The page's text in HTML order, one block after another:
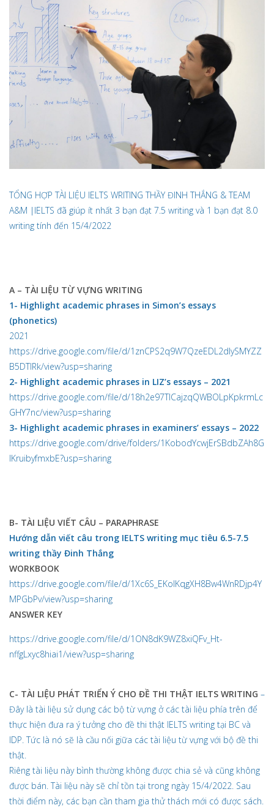
TỔNG HỢP TÀI LIỆU IELTS WRITING THẦY ĐINH THẮNG & TEAM
A&M |IELTS đã giúp ít nhất 3 bạn đạt 7.5 writing và 1 bạn đạt 8.0
writing tính đến 15/4/2022
A – TÀI LIỆU TỪ VỰNG WRITING
1- Highlight academic phrases in Simon’s essays
(phonetics)
2021
https://drive.google.com/file/d/1znCPS2q9W7QzeEDL2dIySMYZZ
B5DTlRk/view?usp=sharing
2- Highlight academic phrases in LIZ’s essays – 2021
https://drive.google.com/file/d/18h2e97TlCajzqQWBOLpKpkrmLc
GHY7nc/view?usp=sharing
3- Highlight academic phrases in examiners’ essays – 2022
https://drive.google.com/drive/folders/1KobodYcwjErSBdbZAh8G
IKruibyfmxbE?usp=sharing
B- TÀI LIỆU VIẾT CÂU – PARAPHRASE
Hướng dẫn viết câu trong IELTS writing mục tiêu 6.5-7.5
writing thầy Đinh Thắng
WORKBOOK
https://drive.google.com/file/d/1Xc6S_EKolKqgXH8Bw4WnRDjp4Y
MPGbPv/view?usp=sharing
ANSWER KEY
https://drive.google.com/file/d/1ON8dK9WZ8xiQFv_Ht-
nffgLxyc8hiai1/view?usp=sharing
C- TÀI LIỆU PHÁT TRIỂN Ý CHO ĐỀ THI THẬT IELTS WRITING –
Đây là tài liệu sử dụng các bộ từ vựng ở các tài liệu phía trên để
thực hiện đưa ra ý tưởng cho đề thi thật IELTS writing tại BC và
IDP. Tức là nó sẽ là cầu nối giữa các tài liệu từ vựng với bộ đề thi
thật.
Riêng tài liệu này bình thường không được chia sẻ và cũng không
được bán. Tài liệu này sẽ chỉ tồn tại trong ngày 15/4/2022. Sau
thời điểm này, các bạn cần tham gia thử thách mới có được sách.